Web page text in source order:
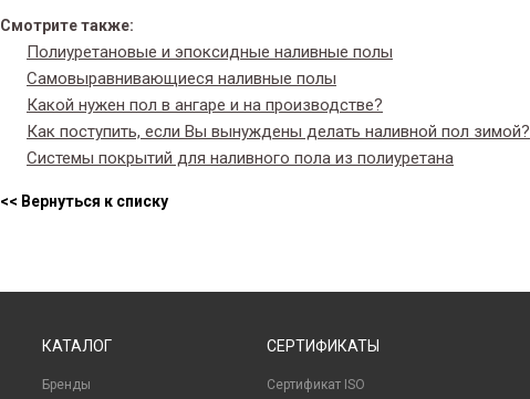
Смотрите также:
Полиуретановые и эпоксидные наливные полы
Самовыравнивающиеся наливные полы
Какой нужен пол в ангаре и на производстве?
Как поступить, если Вы вынуждены делать наливной пол зимой?
Системы покрытий для наливного пола из полиуретана
<< Вернуться к списку
КАТАЛОГ
Бренды
СЕРТИФИКАТЫ
Сертификат ISO